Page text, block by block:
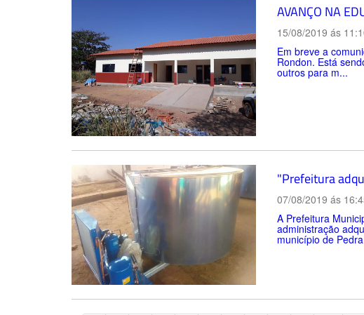
AVANÇO NA
15/08/2019 ás
Em breve a
Rondon. Está
outros para m...
"Prefeitura
07/08/2019 ás
A Prefeitura
administração
município de